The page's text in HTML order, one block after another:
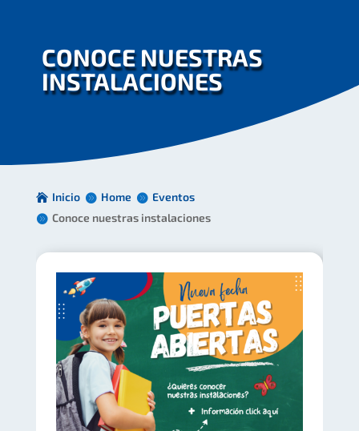
CONOCE NUESTRAS
INSTALACIONES
Inicio Home
Eventos
Conoce nuestras instalaciones